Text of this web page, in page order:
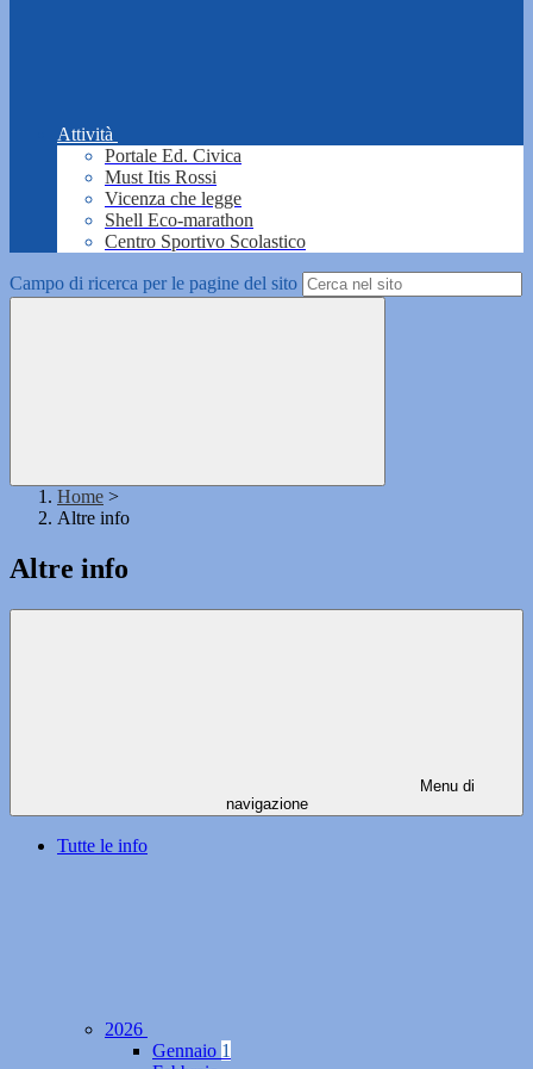
Attività
Portale Ed. Civica
Must Itis Rossi
Vicenza che legge
Shell Eco-marathon
Centro Sportivo Scolastico
Campo di ricerca per le pagine del sito
Home >
Altre info
Altre info
Menu di
navigazione
Tutte le info
2026
Gennaio 1